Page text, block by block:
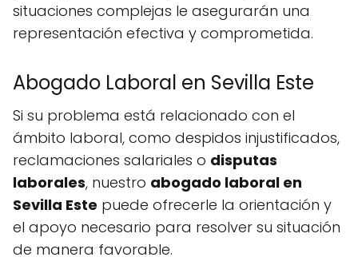
situaciones complejas le asegurarán una
representación efectiva y comprometida.
Abogado Laboral en Sevilla Este
Si su problema está relacionado con el
ámbito laboral, como despidos injustificados,
reclamaciones salariales o disputas
laborales, nuestro abogado laboral en
Sevilla Este puede ofrecerle la orientación y
el apoyo necesario para resolver su situación
de manera favorable.